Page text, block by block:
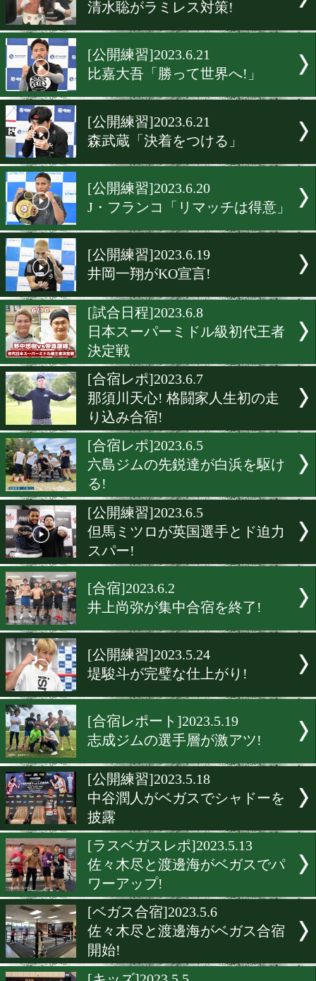
[スパーリング]2023.6.22
ー!
清水聡がラミレス対策!
[公開練習]2023.6.21
比嘉大吾「勝って世界へ!」
[公開練習]2023.6.21
森武蔵「決着をつける」
[公開練習]2023.6.20
J・フランコ「リマッチは
[公開練習]2023.6.19
井岡一翔がKO宣言!
[試合日程]2023.6.8
日本スーパーミドル級初代
決定戦
[合宿レポ]2023.6.7
那須川天心! 格闘家人生初
り込み合宿!
[合宿レポ]2023.6.5
六島ジムの先鋭達が白浜を
[公開練習]2023.6.5
但馬ミツロが英国選手とド
スパー!
[合宿]2023.6.2
井上尚弥が集中合宿を終了!
[公開練習]2023.5.24
堤駿斗が完璧な仕上がり!